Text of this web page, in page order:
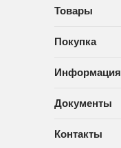
Товары
Покупка
Информация
Документы
Контакты